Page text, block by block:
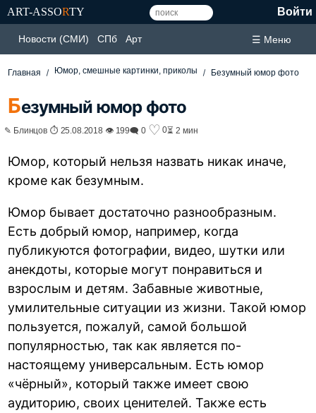
ART-ASSORTY Войти
Новости (СМИ) СПб Арт ☰ Меню
Главная Юмор, смешные картинки, приколы Безумный юмор фото
Безумный юмор фото
✎ Блинцов ⏱ 25.08.2018 👁 199🗨 0 ♡ 0⏳ 2 мин
Юмор, который нельзя назвать никак иначе,
кроме как безумным.
Юмор бывает достаточно разнообразным.
Есть добрый юмор, например, когда
публикуются фотографии, видео, шутки или
анекдоты, которые могут понравиться и
взрослым и детям. Забавные животные,
умилительные ситуации из жизни. Такой юмор
пользуется, пожалуй, самой большой
популярностью, так как является по-
настоящему универсальным. Есть юмор
«чёрный», который также имеет свою
аудиторию, своих ценителей. Также есть